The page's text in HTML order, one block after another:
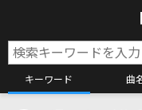
キーワード 曲